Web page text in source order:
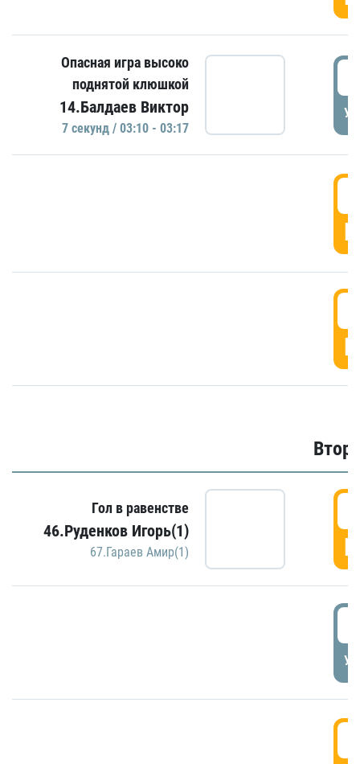
Опасная игра высоко
поднятой клюшкой
14.Балдаев Виктор
7 секунд / 03:10 - 03:17
Гол в равенстве
46.Руденков Игорь(1)
67.Гараев Амир(1)